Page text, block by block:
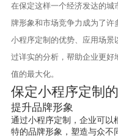
在保定这样一个经济发达的城
牌形象和市场竞争力成为了
小程序定制的优势、应用场景
过详实的分析，帮助企业更
值的最大化。
保定小程序定制
提升品牌形象
通过小程序定制，企业可以
特的品牌形象，塑造与众不